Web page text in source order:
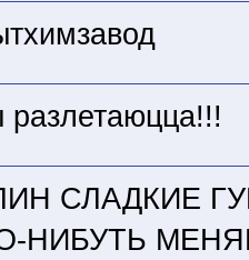
разлетаюцца!!!
СЛАДКИЕ
НИБУТЬ